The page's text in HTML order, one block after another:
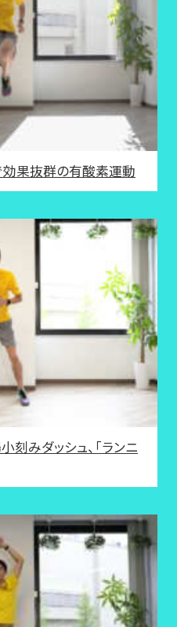
効果抜群の有酸素運動
刻みダッシュ、「ランニ